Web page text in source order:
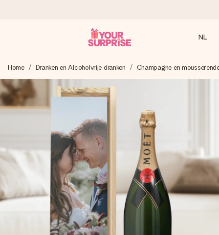
We maken jouw cadeau met zorg en zorgen dat het
razendsnel onderweg is - zodat jij kunt geven op precies
het juiste moment, wanneer het het meeste betekent.
4,8 (gebaseerd op +8.000 reviews)
Onze cadeaus worden gewaardeerd. Klanten beoordelen
ons met een 4,7 op Google Reviews
Gratis wenskaartje
Je maakt in een paar stappen iets unieks – met haar naam,
jullie foto of een boodschap die raakt. Zonder gedoe, maar
met alle aandacht voor het moment.
NL
Home Dranken en Alcoholvrije dranken Champagne en